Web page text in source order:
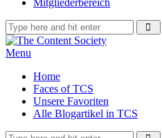
Mitgliederbereich
Menu
Home
Faces of TCS
Unsere Favoriten
Alle Blogartikel in TCS